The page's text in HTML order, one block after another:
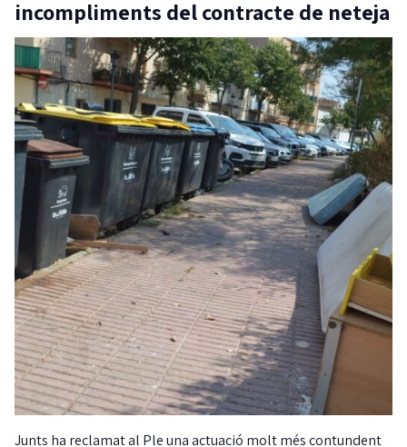
incompliments del contracte de neteja
Junts ha reclamat al Ple una actuació molt més contundent